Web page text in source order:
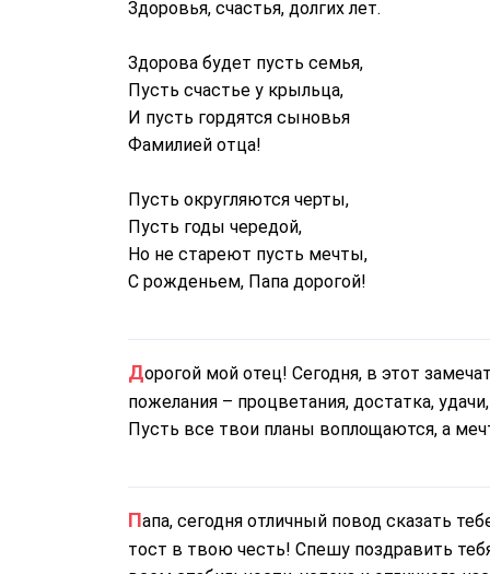
Здоровья, счастья, долгих лет.
Здорова будет пусть семья,
Пусть счастье у крыльца,
И пусть гордятся сыновья
Фамилией отца!
Пусть округляются черты,
Пусть годы чередой,
Но не стареют пусть мечты,
С рожденьем, Папа дорогой!
Дорогой мой отец! Сегодня, в этот замечательный день и миг, прими самые лучшие
пожелания – процветания, достатка,
Пусть все твои планы воплощаются, а
Папа, сегодня отличный повод сказать тебе самые добрые слова и провозгласить хороший
тост в твою честь! Спешу поздравить